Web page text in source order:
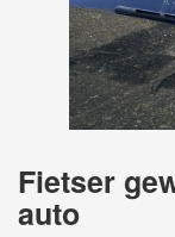
Fietser
auto